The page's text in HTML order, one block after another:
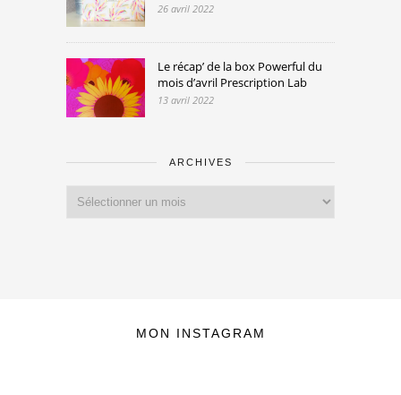
26 avril 2022
Le récap’ de la box Powerful du
mois d’avril Prescription Lab
13 avril 2022
ARCHIVES
MON INSTAGRAM